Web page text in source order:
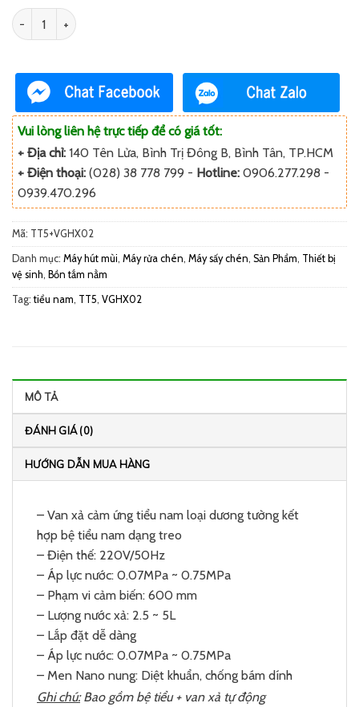
Số lượng
Vui lòng liên hệ trực tiếp để có giá tốt:
+ Địa chỉ: 140 Tên Lửa, Bình Trị Đông B, Bình Tân, TP.HCM
+ Điện thoại: (028) 38 778 799 - Hotline: 0906.277.298 -
0939.470.296
Mã: TT5+VGHX02
Danh mục: Máy hút mùi, Máy rửa chén, Máy sấy chén, Sản Phẩm, Thiết bị
vệ sinh, Bồn tắm nằm
Tag:tiểu nam, TT5, VGHX02
MÔ TẢ
ĐÁNH GIÁ (0)
HƯỚNG DẪN MUA HÀNG
– Van xả cảm ứng tiểu nam loại dương tường kết
hợp bệ tiểu nam dạng treo
– Điện thế: 220V/50Hz
– Áp lực nước: 0.07MPa ~ 0.75MPa
– Phạm vi cảm biến: 600 mm
– Lượng nước xả: 2.5 ~ 5L
– Lắp đặt dễ dàng
– Áp lực nước: 0.07MPa ~ 0.75MPa
– Men Nano nung: Diệt khuẩn, chống bám dính
Ghi chú:Bao gồm bệ tiểu + van xả tự động